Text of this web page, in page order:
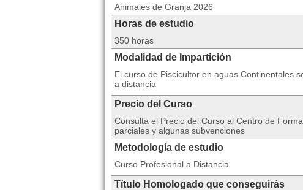
Animales de Granja 2026
Horas de estudio
350 horas
Modalidad de Impartición
El curso de Piscicultor en aguas Continentales
a distancia
Precio del Curso
Consulta el Precio del Curso al Centro de
parciales y algunas subvenciones
Metodología de estudio
Curso Profesional a Distancia
Título Homologado que conseguirás